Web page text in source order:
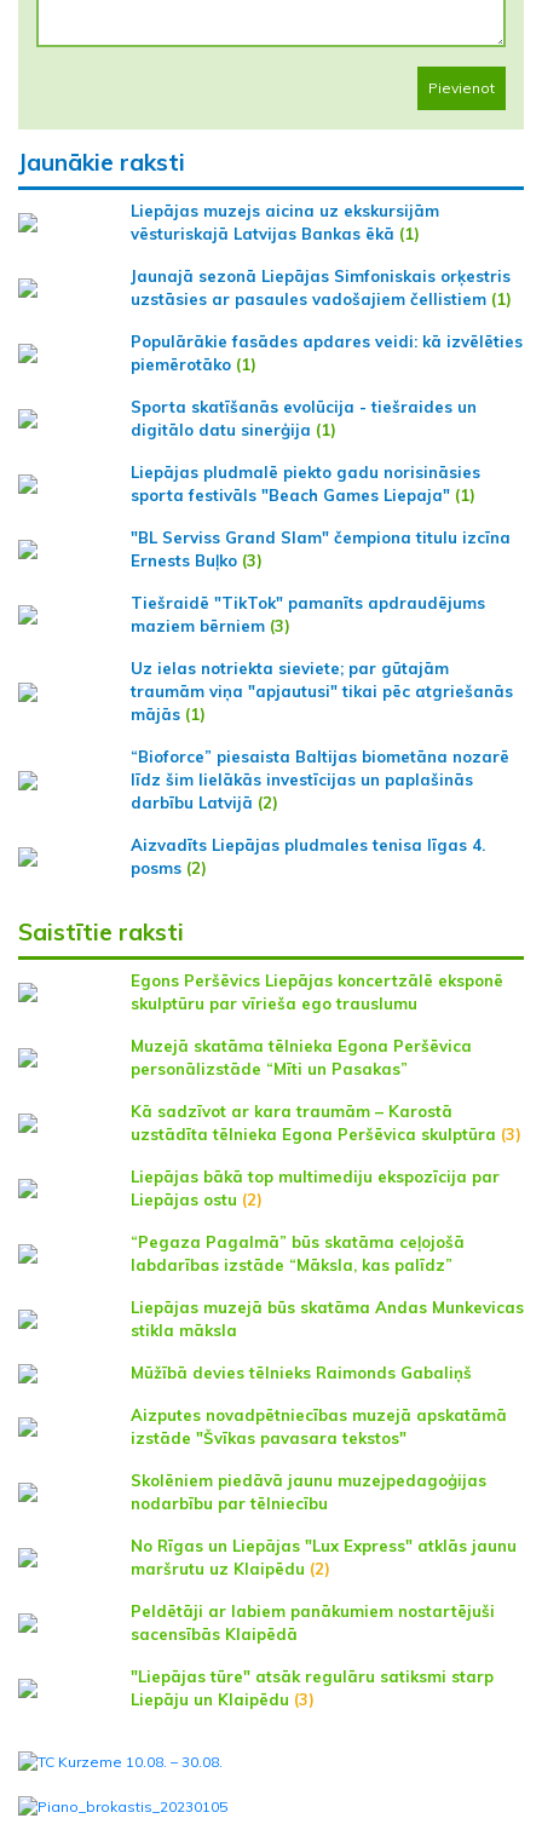
Pievienot
Jaunākie raksti
Liepājas muzejs aicina uz ekskursijām
vēsturiskajā Latvijas Bankas ēkā (1)
Jaunajā sezonā Liepājas Simfoniskais orķestris
uzstāsies ar pasaules vadošajiem čellistiem (1)
Populārākie fasādes apdares veidi: kā izvēlēties
piemērotāko (1)
Sporta skatīšanās evolūcija - tiešraides un
digitālo datu sinerģija (1)
Liepājas pludmalē piekto gadu norisināsies
sporta festivāls "Beach Games Liepaja" (1)
"BL Serviss Grand Slam" čempiona titulu izcīna
Ernests Buļko (3)
Tiešraidē "TikTok" pamanīts apdraudējums
maziem bērniem (3)
Uz ielas notriekta sieviete; par gūtajām
traumām viņa "apjautusi" tikai pēc atgriešanās
mājās (1)
“Bioforce” piesaista Baltijas biometāna nozarē
līdz šim lielākās investīcijas un paplašinās
darbību Latvijā (2)
Aizvadīts Liepājas pludmales tenisa līgas 4.
posms (2)
Saistītie raksti
Egons Peršēvics Liepājas koncertzālē eksponē
skulptūru par vīrieša ego trauslumu
Muzejā skatāma tēlnieka Egona Peršēvica
personālizstāde “Mīti un Pasakas”
Kā sadzīvot ar kara traumām – Karostā
uzstādīta tēlnieka Egona Peršēvica skulptūra (3)
Liepājas bākā top multimediju ekspozīcija par
Liepājas ostu (2)
“Pegaza Pagalmā” būs skatāma ceļojošā
labdarības izstāde “Māksla, kas palīdz”
Liepājas muzejā būs skatāma Andas Munkevicas
stikla māksla
Mūžībā devies tēlnieks Raimonds Gabaliņš
Aizputes novadpētniecības muzejā apskatāmā
izstāde "Švīkas pavasara tekstos"
Skolēniem piedāvā jaunu muzejpedagoģijas
nodarbību par tēlniecību
No Rīgas un Liepājas "Lux Express" atklās jaunu
maršrutu uz Klaipēdu (2)
Peldētāji ar labiem panākumiem nostartējuši
sacensībās Klaipēdā
"Liepājas tūre" atsāk regulāru satiksmi starp
Liepāju un Klaipēdu (3)